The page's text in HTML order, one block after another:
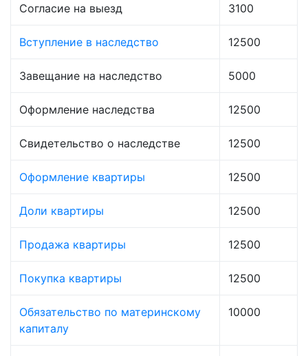
Согласие на выезд 3100
Вступление в наследство 12500
Завещание на наследство 5000
Оформление наследства 12500
Свидетельство о наследстве 12500
Оформление квартиры 12500
Доли квартиры 12500
Продажа квартиры 12500
Покупка квартиры 12500
Обязательство по материнскому
капиталу
10000